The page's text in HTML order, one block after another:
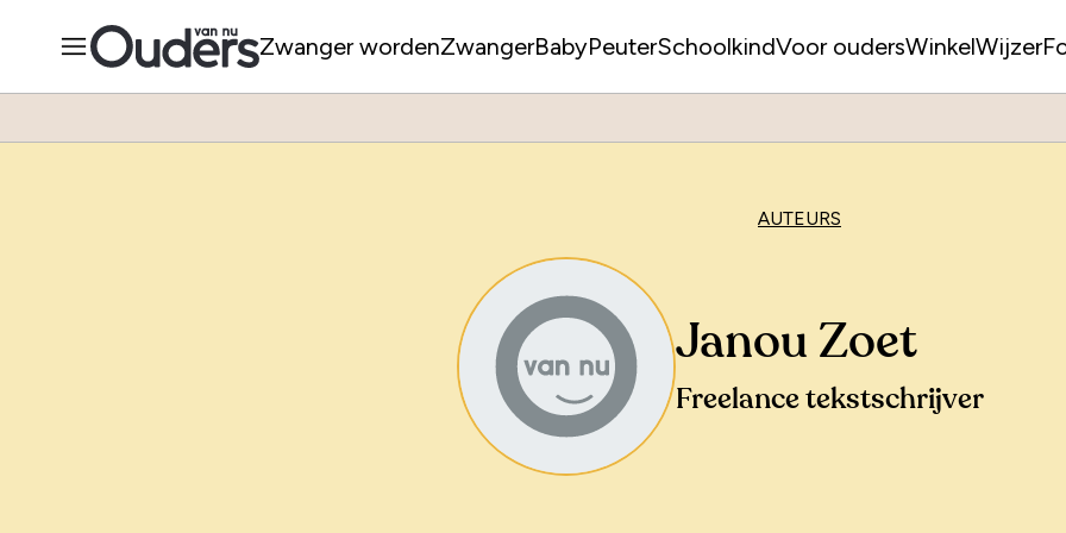
Zwanger wordenZwangerBabyPeuterSchoolkindVoor oudersWinkelWijzer
AUTEURS
Janou Zoet
Freelance tekstschrijver